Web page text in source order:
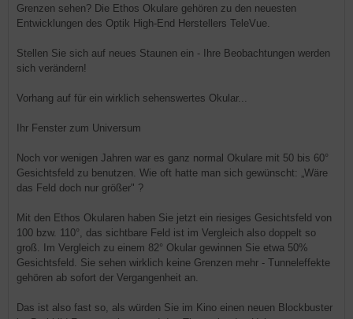
Grenzen sehen? Die Ethos Okulare gehören zu den neuesten
Entwicklungen des Optik High-End Herstellers TeleVue.
Stellen Sie sich auf neues Staunen ein - Ihre Beobachtungen werden
sich verändern!
Vorhang auf für ein wirklich sehenswertes Okular...
Ihr Fenster zum Universum
Noch vor wenigen Jahren war es ganz normal Okulare mit 50 bis 60°
Gesichtsfeld zu benutzen. Wie oft hatte man sich gewünscht: „Wäre
das Feld doch nur größer" ?
Mit den Ethos Okularen haben Sie jetzt ein riesiges Gesichtsfeld von
100 bzw. 110°, das sichtbare Feld ist im Vergleich also doppelt so
groß. Im Vergleich zu einem 82° Okular gewinnen Sie etwa 50%
Gesichtsfeld. Sie sehen wirklich keine Grenzen mehr - Tunneleffekte
gehören ab sofort der Vergangenheit an.
Das ist also fast so, als würden Sie im Kino einen neuen Blockbuster